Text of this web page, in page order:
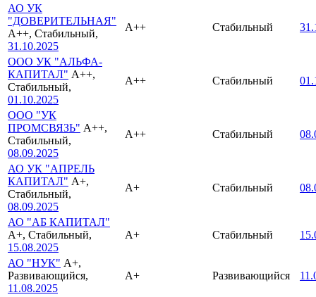
АО УК
"ДОВЕРИТЕЛЬНАЯ"
A++, Стабильный,
31.10.2025
A++ Стабильный
ООО УК "АЛЬФА-
КАПИТАЛ" A++,
Стабильный,
01.10.2025
A++ Стабильный
ООО "УК
ПРОМСВЯЗЬ" A++,
Стабильный,
08.09.2025
A++ Стабильный
АО УК "АПРЕЛЬ
КАПИТАЛ" A+,
Стабильный,
08.09.2025
A+ Стабильный
АО "АБ КАПИТАЛ"
A+, Стабильный,
15.08.2025
A+ Стабильный
АО "НУК" A+,
Развивающийся,
11.08.2025
A+ Развивающийся